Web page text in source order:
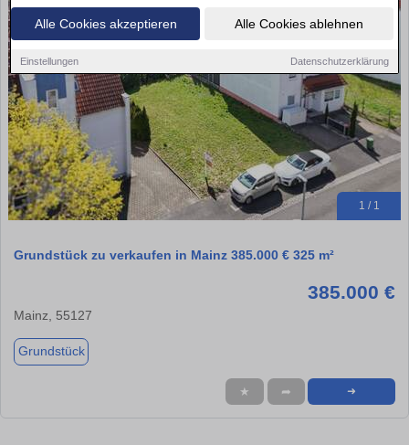
Alle Cookies akzeptieren Alle Cookies ablehnen
Einstellungen Datenschutzerklärung
1 / 1
Grundstück zu verkaufen in Mainz 385.000 € 325 m²
385.000 €
Mainz, 55127
Grundstück
★ ➦ ➜